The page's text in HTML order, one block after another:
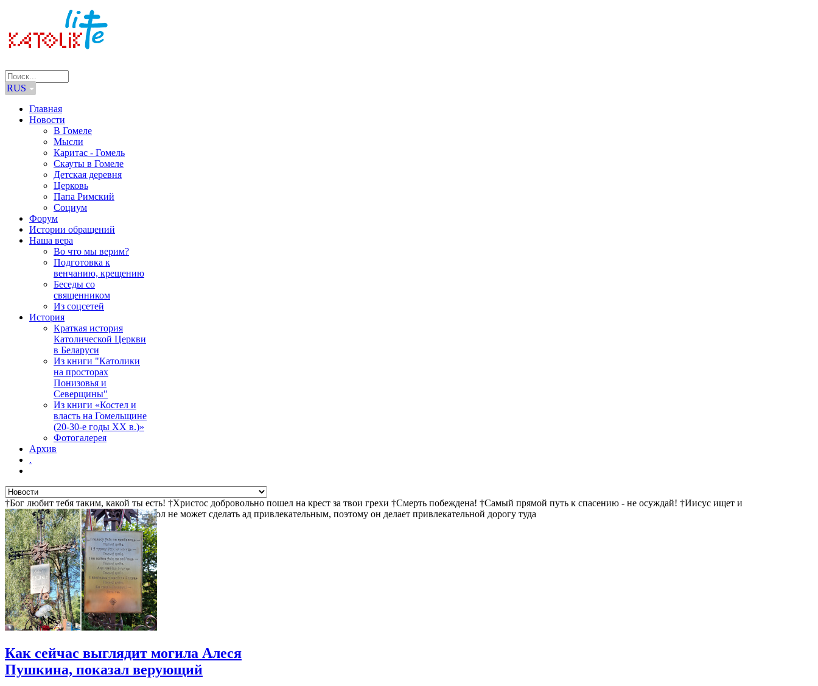
RUS
Главная
Новости
В Гомеле
Мысли
Каритас - Гомель
Скауты в Гомеле
Детская деревня
Церковь
Папа Римский
Социум
Форум
Истории обращений
Наша вера
Во что мы верим?
Подготовка к
венчанию, крещению
Беседы со
священником
Из соцсетей
История
Краткая история
Католической Церкви
в Беларуси
Из книги "Католики
на просторах
Понизовья и
Северщины"
Из книги «Костел и
власть на Гомельщине
(20-30-е годы ХХ в.)»
Фотогалерея
Архив
.
†Бог любит тебя таким, какой ты есть! †Христос добровольно пошел на крест за твои грехи †Смерть побеждена! †Самый прямой путь к спасению - не осуждай! †Иисус ищет и
ждет тебя! †Христос воскрес! †Дьявол не может сделать ад привлекательным, поэтому он делает привлекательной дорогу туда
Как сейчас выглядит могила Алеся
Пушкина, показал верующий